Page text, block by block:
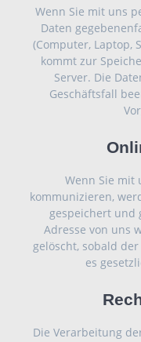
Wenn Sie mit uns
Daten
(Computer, Laptop,
kommt zur
Server. Die
Geschäftsfall
Wenn Sie mit
kommunizieren,
gespeichert und
Adresse von uns
gelöscht, sobald
es
Die Verarbeitung